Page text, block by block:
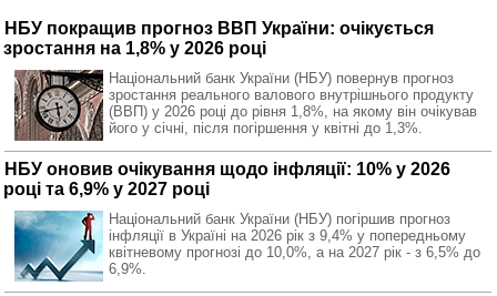
НБУ покращив прогноз ВВП України: очікується
зростання на 1,8% у 2026 році
Національний банк України (НБУ) повернув прогноз
зростання реального валового внутрішнього продукту
(ВВП) у 2026 році до рівня 1,8%, на якому він очікував
його у січні, після погіршення у квітні до 1,3%.
НБУ оновив очікування щодо інфляції: 10% у 2026
році та 6,9% у 2027 році
Національний банк України (НБУ) погіршив прогноз
інфляції в Україні на 2026 рік з 9,4% у попередньому
квітневому прогнозі до 10,0%, а на 2027 рік - з 6,5% до
6,9%.